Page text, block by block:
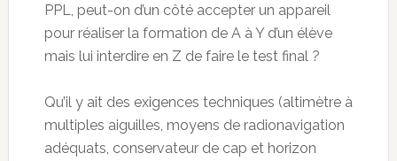
PPL, peut-on d’un côté accepter un appareil
pour réaliser la formation de A à Y d’un élève
mais lui interdire en Z de faire le test final ?
Qu’il y ait des exigences techniques (altimètre à
multiples aiguilles, moyens de radionavigation
adéquats, conservateur de cap et horizon